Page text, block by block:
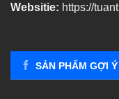
Websitie: https://
SẢN PHẨM GỢI Ý